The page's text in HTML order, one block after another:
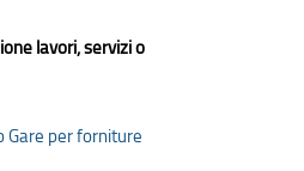
lavori, servizi o
Gare per forniture